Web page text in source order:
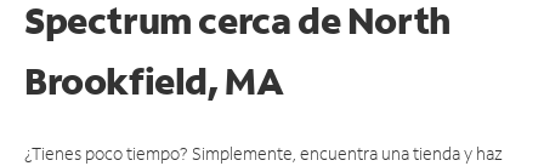
Spectrum cerca deNorth
Brookfield, MA
¿Tienes poco tiempo? Simplemente, encuentra una tienda y haz